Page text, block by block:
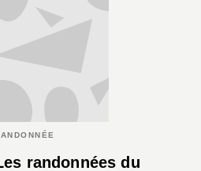
randonnées du